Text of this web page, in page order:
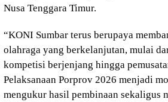
Nusa Tenggara Timur.
“KONI Sumbar terus berupaya
olahraga yang berkelanjutan, mulai
kompetisi berjenjang hingga
Pelaksanaan Porprov 2026 menjadi
mengukur hasil pembinaan sekaligus